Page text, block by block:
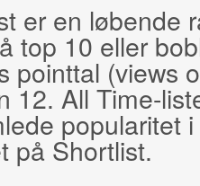
er en løbende
top 10 eller
pointtal (views
12. All Time-
popularitet
på Shortlist.